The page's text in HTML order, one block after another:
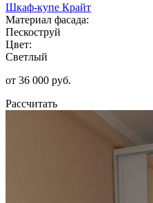
Шкаф-купе Крайт
Материал фасада:
Пескоструй
Цвет:
Светлый
от 36 000 руб.
Рассчитать